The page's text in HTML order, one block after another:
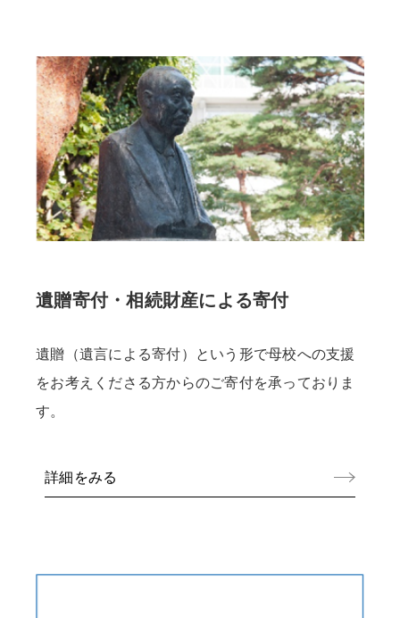
遺贈寄付・相続財産による寄付
遺贈（遺言による寄付）という形で母校への支援
をお考えくださる方からのご寄付を承っておりま
す。
詳細をみる